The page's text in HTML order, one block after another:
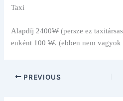
Taxi
Alapdíj 2400₩ (persze ez
enként 100 ₩. (ebben nem vagyok
PREVIOUS